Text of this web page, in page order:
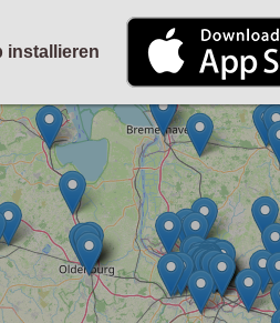
KALENDER
ANMELDENODER
installieren